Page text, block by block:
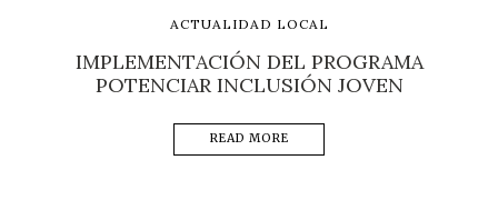
ACTUALIDAD LOCAL
IMPLEMENTACIÓN DEL PROGRAMA
POTENCIAR INCLUSIÓN JOVEN
READ MORE